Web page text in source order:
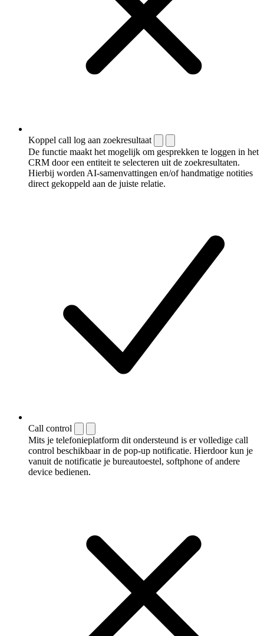
Koppel call log aan zoekresultaat
De functie maakt het mogelijk om gesprekken te loggen in het
CRM door een entiteit te selecteren uit de zoekresultaten.
Hierbij worden AI-samenvattingen en/of handmatige notities
direct gekoppeld aan de juiste relatie.
Call control
Mits je telefonieplatform dit ondersteund is er volledige call
control beschikbaar in de pop-up notificatie. Hierdoor kun je
vanuit de notificatie je bureautoestel, softphone of andere
device bedienen.